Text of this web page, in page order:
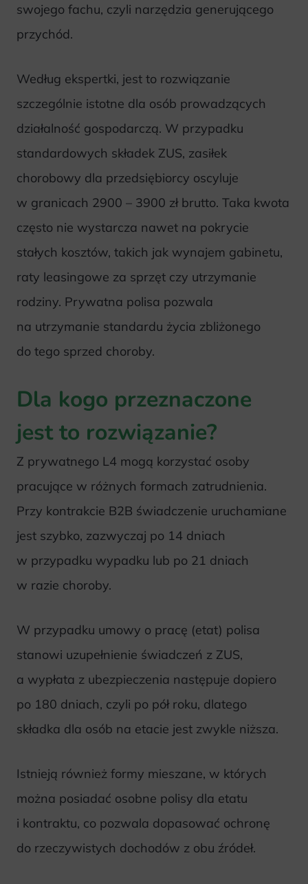
swojego fachu, czyli narzędzia generującego
przychód.
Według ekspertki, jest to rozwiązanie
szczególnie istotne dla osób prowadzących
działalność gospodarczą. W przypadku
standardowych składek ZUS, zasiłek
chorobowy dla przedsiębiorcy oscyluje
w granicach 2900 – 3900 zł brutto. Taka kwota
często nie wystarcza nawet na pokrycie
stałych kosztów, takich jak wynajem gabinetu,
raty leasingowe za sprzęt czy utrzymanie
rodziny. Prywatna polisa pozwala
na utrzymanie standardu życia zbliżonego
do tego sprzed choroby.
Dla kogo przeznaczone
jest to rozwiązanie?
Z prywatnego L4 mogą korzystać osoby
pracujące w różnych formach zatrudnienia.
Przy kontrakcie B2B świadczenie uruchamiane
jest szybko, zazwyczaj po 14 dniach
w przypadku wypadku lub po 21 dniach
w razie choroby.
W przypadku umowy o pracę (etat) polisa
stanowi uzupełnienie świadczeń z ZUS,
a wypłata z ubezpieczenia następuje dopiero
po 180 dniach, czyli po pół roku, dlatego
składka dla osób na etacie jest zwykle niższa.
Istnieją również formy mieszane, w których
można posiadać osobne polisy dla etatu
i kontraktu, co pozwala dopasować ochronę
do rzeczywistych dochodów z obu źródeł.